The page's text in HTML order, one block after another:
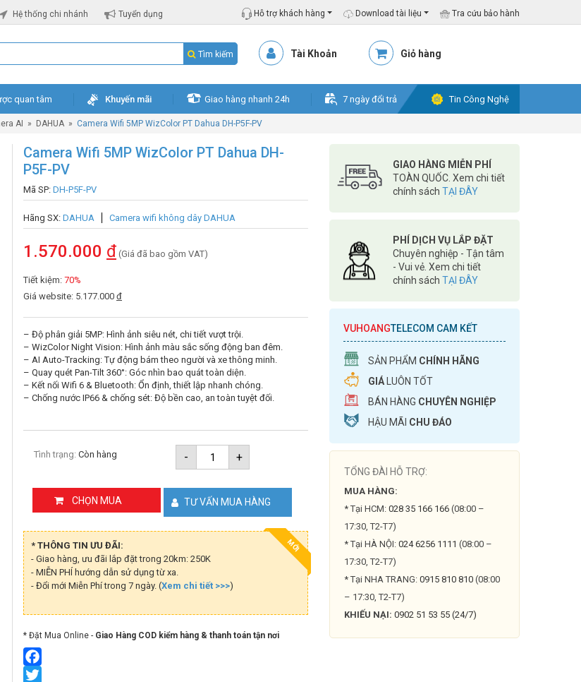
Hệ thống chi nhánh Tuyển dụng Hỗ trợ khách hàng Download tài liệu Tra cứu bảo hành
Tìm kiếm Tài Khoản Giỏ hàng
quan tâm Khuyến mãi Giao hàng nhanh 24h 7 ngày đổi trả Tin Công Nghệ
AI » DAHUA » Camera Wifi 5MP WizColor PT Dahua DH-P5F-PV
Camera Wifi 5MP WizColor PT Dahua DH-
P5F-PV
Mã SP: DH-P5F-PV
Hãng SX: DAHUA Camera wifi không dây DAHUA
1.570.000 đ (Giá đã bao gồm VAT)
Tiết kiệm: 70%
Giá website: 5.177.000 đ
– Độ phân giải 5MP: Hình ảnh siêu nét, chi tiết vượt trội.
– WizColor Night Vision: Hình ảnh màu sắc sống động ban đêm.
– AI Auto-Tracking: Tự động bám theo người và xe thông minh.
– Quay quét Pan-Tilt 360°: Góc nhìn bao quát toàn diện.
– Kết nối Wifi 6 & Bluetooth: Ổn định, thiết lập nhanh chóng.
– Chống nước IP66 & chống sét: Độ bền cao, an toàn tuyệt đối.
-
Camera
Wifi
5MP
PT
Dahua
DH-
P5F-
+
Tình trạng: Còn hàng
CHỌN MUA TƯ VẤN MUA HÀNG
MỚI
* THÔNG TIN ƯU ĐÃI:
- Giao hàng, ưu đãi lắp đặt trong 20km: 250K
- MIỄN PHÍ hướng dẫn sử dụng từ xa.
- Đổi mới Miễn Phí trong 7 ngày. (Xem chi tiết >>>)
* Đặt Mua Online - Giao Hàng COD kiểm hàng & thanh toán tận nơi
Facebook
GIAO HÀNG MIỄN PHÍ
TOÀN QUỐC. Xem chi tiết
chính sách TẠI ĐÂY
PHÍ DỊCH VỤ LẮP ĐẶT
Chuyên nghiệp - Tận tâm
- Vui vẻ. Xem chi tiết
chính sách TẠI ĐÂY
VUHOANGTELECOM CAM KẾT
SẢN PHẨM CHÍNH HÃNG
GIÁ LUÔN TỐT
BÁN HÀNG CHUYÊN NGHIỆP
HẬU MÃI CHU ĐÁO
TỔNG ĐÀI HỖ TRỢ:
MUA HÀNG:
* Tại HCM: 028 35 166 166 (08:00 –
17:30, T2-T7)
* Tại HÀ NỘI: 024 6256 1111 (08:00 –
17:30, T2-T7)
* Tại NHA TRANG: 0915 810 810 (08:00
– 17:30, T2-T7)
KHIẾU NẠI: 0902 51 53 55 (24/7)